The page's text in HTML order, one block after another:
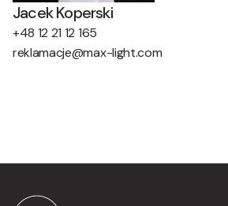
Jacek Koperski
+48 12 21 12 165
reklamacje@max-light.com